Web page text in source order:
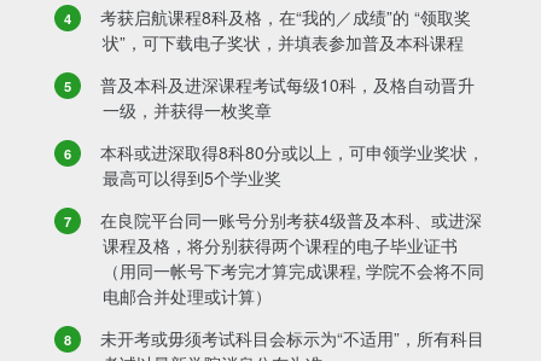
考获启航课程8科及格，在“我的／成绩”的 “领取奖
状”，可下载电子奖状，并填表参加普及本科课程
普及本科及进深课程考试每级10科，及格自动晋升
一级，并获得一枚奖章
本科或进深取得8科80分或以上，可申领学业奖状，
最高可以得到5个学业奖
在良院平台同一账号分别考获4级普及本科、或进深
课程及格，将分别获得两个课程的电子毕业证书
（用同一帐号下考完才算完成课程, 学院不会将不同
电邮合并处理或计算）
未开考或毋须考试科目会标示为“不适用”，所有科目